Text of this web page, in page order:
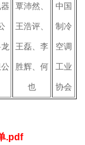
覃沛然、
王浩评、
王磊、李
胜辉、何
也
中国
制冷
空调
工业
协会
.pdf